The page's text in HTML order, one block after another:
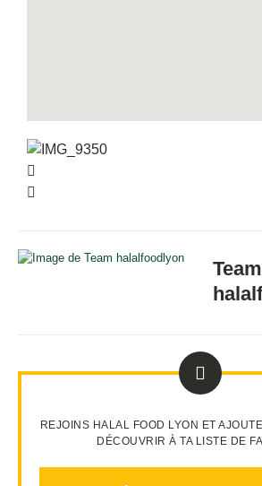
Team
REJOINS HALAL FOOD LYON ET
DÉCOUVRIR À TA LISTE DE